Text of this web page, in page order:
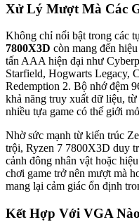
Xử Lý Mượt Mà Các
Không chỉ nổi bật trong các
7800X3D còn mang đến
tấn AAA hiện đại như
Starfield, Hogwarts Legacy,
Redemption 2. Bộ nhớ đệm
khả năng truy xuất dữ liệu,
nhiều tựa game có thế giới
Nhờ sức mạnh từ kiến trúc
trội, Ryzen 7 7800X3D duy
cảnh đông nhân vật hoặc
chơi game trở nên mượt mà
mang lại cảm giác ổn định
Kết Hợp Với VGA